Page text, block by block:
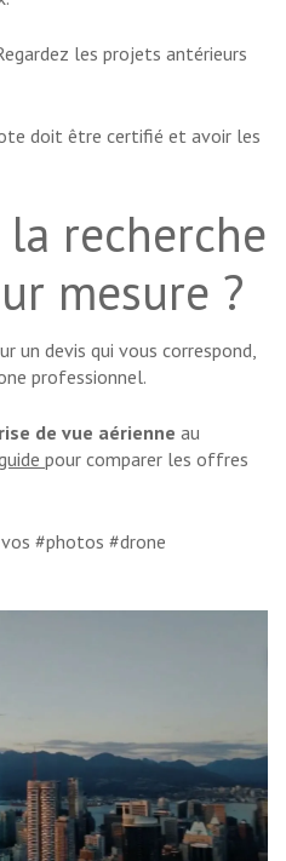
les projets antérieurs
doit être certifié et avoir les
recherche
mesure ?
un devis qui vous correspond,
professionnel.
de vue aérienne au
pour comparer les offres
#photos #drone